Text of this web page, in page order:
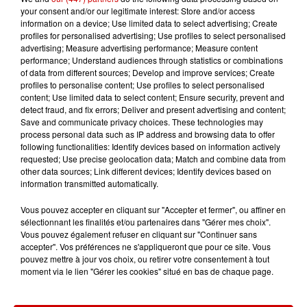
plages du Sud-Ouest
11h51
À LA UNE : affaire Manon
Relandeau, musée cambriolé et
Amel Bent en...
Gagnez vos places pour le
Festival du Roi Arthur 2026 !
your consent and/or our legitimate interest: Store and/or access
information on a device; Use limited data to select advertising; Create
profiles for personalised advertising; Use profiles to select personalised
advertising; Measure advertising performance; Measure content
performance; Understand audiences through statistics or combinations
of data from different sources; Develop and improve services; Create
profiles to personalise content; Use profiles to select personalised
content; Use limited data to select content; Ensure security, prevent and
detect fraud, and fix errors; Deliver and present advertising and content;
Save and communicate privacy choices. These technologies may
process personal data such as IP address and browsing data to offer
following functionalities: Identify devices based on information actively
requested; Use precise geolocation data; Match and combine data from
other data sources; Link different devices; Identify devices based on
information transmitted automatically.
Vous pouvez accepter en cliquant sur "Accepter et fermer", ou affiner en
sélectionnant les finalités et/ou partenaires dans "Gérer mes choix".
Vous pouvez également refuser en cliquant sur "Continuer sans
accepter". Vos préférences ne s'appliqueront que pour ce site. Vous
pouvez mettre à jour vos choix, ou retirer votre consentement à tout
moment via le lien "Gérer les cookies" situé en bas de chaque page.